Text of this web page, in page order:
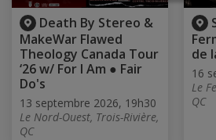
Death By Stereo &
MakeWar Flawed
Theology Canada Tour
‘26 w/ For I Am ● Fair
Do's
13 septembre 2026, 19h30
Le Nord-Ouest, Trois-Rivière,
QC
de
16
Le
QC